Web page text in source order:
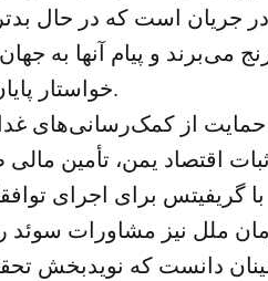
در جریان است که در حال
می‌برند و پیام آنها به
خواستار پایان جنگ هستند.
از کمک‌رسانی‌های
اقتصاد یمن، تأمین
ملل نیز مشاورات